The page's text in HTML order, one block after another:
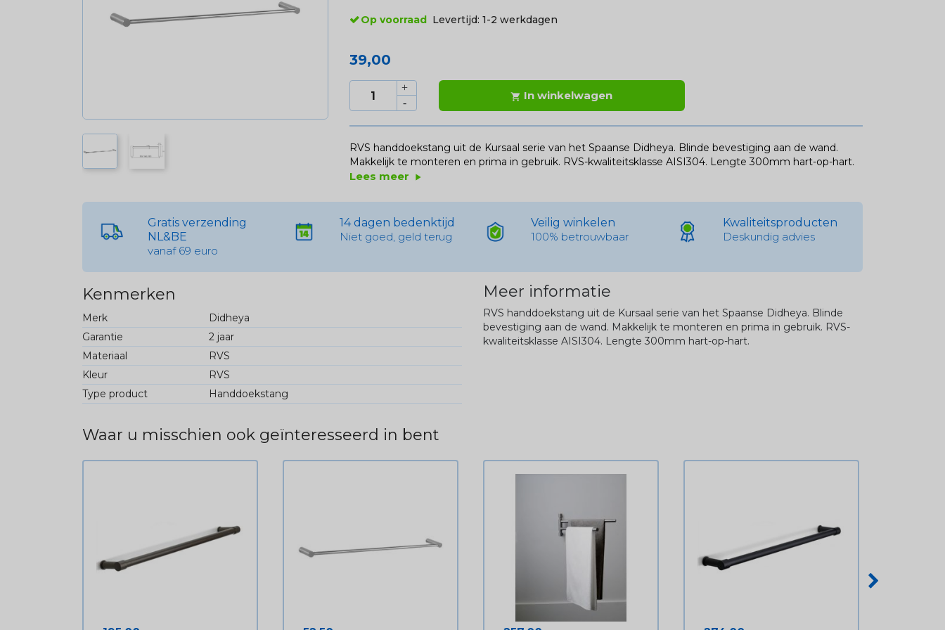
Op voorraad Levertijd: 1-2 werkdagen
39,00
 In winkelwagen
RVS handdoekstang uit de Kursaal serie van het Spaanse Didheya. Blinde bevestiging aan de wand.
Makkelijk te monteren en prima in gebruik. RVS-kwaliteitsklasse AISI304. Lengte 300mm hart-op-hart.
Lees meer play_arrow
Gratis verzending
NL&BE
vanaf 69 euro
14 dagen bedenktijd
Niet goed, geld terug
Veilig winkelen
100% betrouwbaar
Kwaliteitsproducten
Deskundig advies
Kenmerken
Merk
Didheya
Garantie
2 jaar
Materiaal
RVS
Kleur
RVS
Type product
Handdoekstang
Meer informatie
RVS handdoekstang uit de Kursaal serie van het Spaanse Didheya. Blinde
bevestiging aan de wand. Makkelijk te monteren en prima in gebruik. RVS-
kwaliteitsklasse AISI304. Lengte 300mm hart-op-hart.
Waar u misschien ook geïnteresseerd in bent